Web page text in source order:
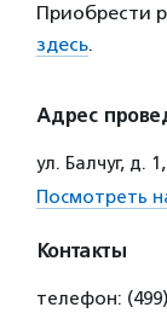
Приобрести
здесь.
Адрес
ул. Балчуг, д.
Посмотреть
Контакты
телефон: